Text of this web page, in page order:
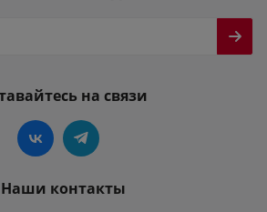
на связи
Наши контакты